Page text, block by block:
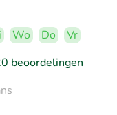
Wo Do
Vr
beoordelingen